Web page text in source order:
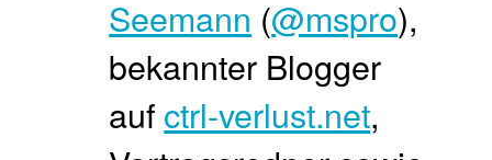
Seemann (@mspro),
bekannter Blogger
auf ctrl-verlust.net,